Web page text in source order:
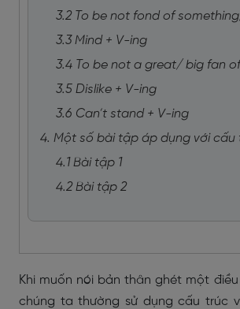
3.2 To be not fond of
3.3 Mind + V-ing
3.4 To be not a great/ big fan
3.5 Dislike + V-ing
3.6 Can’t stand + V-ing
4. Một số bài tập áp dụng với cấu
4.1 Bài tập 1
4.2 Bài tập 2
Khi muốn nói bản thân ghét một
chúng ta thường sử dụng cấu trúc